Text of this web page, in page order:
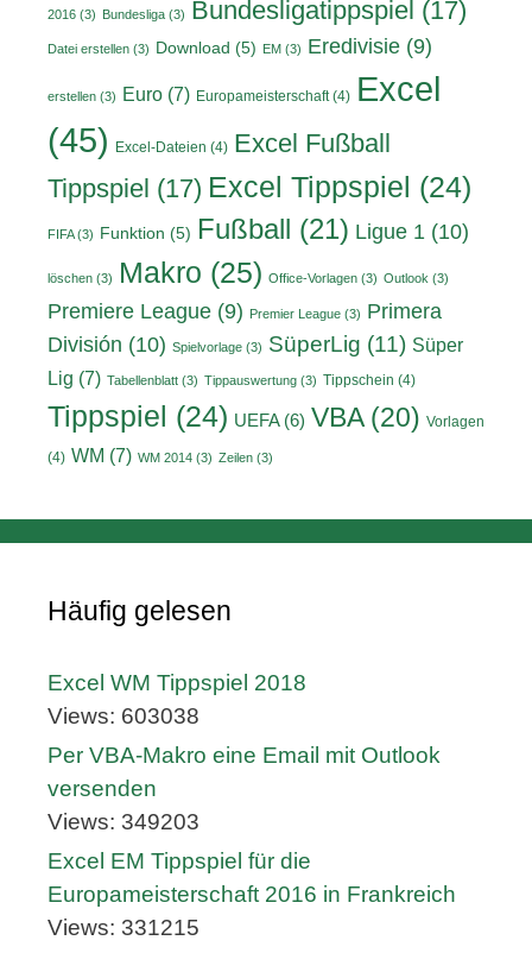
2016 (3) Bundesliga (3) Bundesligatippspiel (17)
Datei erstellen (3) Download (5) EM (3) Eredivisie (9)
erstellen (3) Euro (7) Europameisterschaft(4) Excel
(45)
Excel-Dateien (4) Excel Fußball
Tippspiel (17) Excel Tippspiel (24)
FIFA(3) Funktion (5) Fußball (21) Ligue 1 (10)
löschen (3) Makro (25) Office-Vorlagen (3) Outlook (3)
Premiere League (9) Premier League (3) Primera
División (10) Spielvorlage (3) SüperLig (11) Süper
Lig (7) Tabellenblatt (3) Tippauswertung (3) Tippschein (4)
Tippspiel (24) UEFA(6) VBA(20) Vorlagen
(4) WM (7) WM 2014 (3) Zeilen (3)
Häufig gelesen
Excel WM Tippspiel 2018
Views: 603038
Per VBA-Makro eine Email mit Outlook
versenden
Views: 349203
Excel EM Tippspiel für die
Europameisterschaft 2016 in Frankreich
Views: 331215